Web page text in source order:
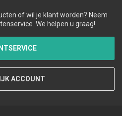
of wil je klant worden? Neem
We helpen u graag!
ACCOUNT